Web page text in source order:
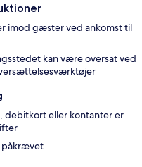
imod gæster ved ankomst til
kan være oversat ved
debitkort eller kontanter er
påkrævet